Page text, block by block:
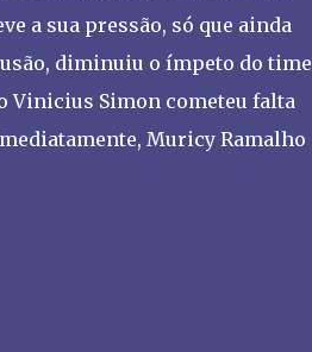
a sua pressão, só que ainda
diminuiu o ímpeto do time
Vinicius Simon cometeu falta
Muricy Ramalho